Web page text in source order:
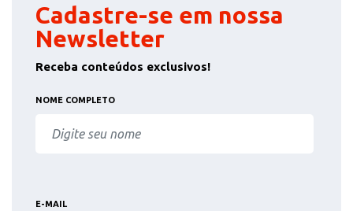
Cadastre-se em nossa
Newsletter
Receba conteúdos exclusivos!
NOME COMPLETO
E-MAIL